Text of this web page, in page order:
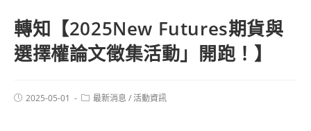
轉知【2025New Futures期貨與
選擇權論文徵集活動」開跑！】
2025-05-01 最新消息 /活動資訊